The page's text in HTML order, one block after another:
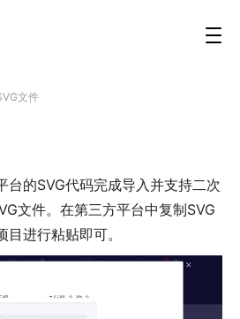
文件
台的SVG代码完成导入并支持二次
文件。在第三方平台中复制SVG
进行粘贴即可。